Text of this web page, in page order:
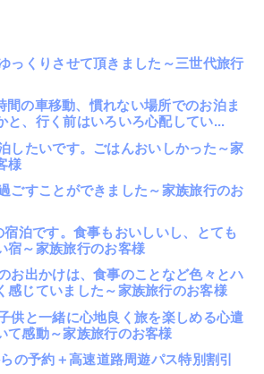
っくりさせて頂きました～三世代旅行
間の車移動、慣れない場所でのお泊ま
と、行く前はいろいろ心配してい...
したいです。ごはんおいしかった～家
様
ごすことができました～家族旅行のお
宿泊です。食事もおいしいし、とても
宿～家族旅行のお客様
お出かけは、食事のことなど色々とハ
感じていました～家族旅行のお客様
供と一緒に心地良く旅を楽しめる心遣
て感動～家族旅行のお客様
の予約＋高速道路周遊パス特別割引